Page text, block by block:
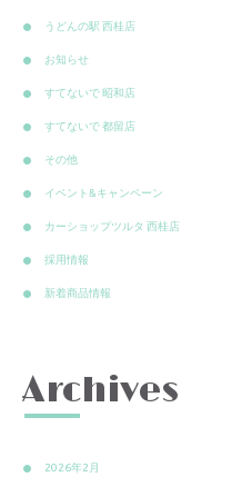
うどんの駅 西桂店
お知らせ
すてないで 昭和店
すてないで 都留店
その他
イベント&キャンペーン
カーショップツルタ 西桂店
採用情報
新着商品情報
Archives
2026年2月